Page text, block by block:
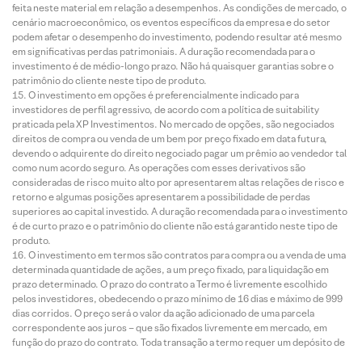
feita neste material em relação a desempenhos. As condições de mercado, o
cenário macroeconômico, os eventos específicos da empresa e do setor
podem afetar o desempenho do investimento, podendo resultar até mesmo
em significativas perdas patrimoniais. A duração recomendada para o
investimento é de médio-longo prazo. Não há quaisquer garantias sobre o
patrimônio do cliente neste tipo de produto.
O investimento em opções é preferencialmente indicado para
investidores de perfil agressivo, de acordo com a política de suitability
praticada pela XP Investimentos. No mercado de opções, são negociados
direitos de compra ou venda de um bem por preço fixado em data futura,
devendo o adquirente do direito negociado pagar um prêmio ao vendedor tal
como num acordo seguro. As operações com esses derivativos são
consideradas de risco muito alto por apresentarem altas relações de risco e
retorno e algumas posições apresentarem a possibilidade de perdas
superiores ao capital investido. A duração recomendada para o investimento
é de curto prazo e o patrimônio do cliente não está garantido neste tipo de
produto.
O investimento em termos são contratos para compra ou a venda de uma
determinada quantidade de ações, a um preço fixado, para liquidação em
prazo determinado. O prazo do contrato a Termo é livremente escolhido
pelos investidores, obedecendo o prazo mínimo de 16 dias e máximo de 999
dias corridos. O preço será o valor da ação adicionado de uma parcela
correspondente aos juros – que são fixados livremente em mercado, em
função do prazo do contrato. Toda transação a termo requer um depósito de